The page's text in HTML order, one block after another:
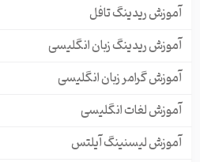
آموزش ریدینگ تافل
آموزش ریدینگ زبان انگلیسی
آموزش گرامر زبان انگلیسی
آموزش لغات انگلیسی
آموزش لیسنینگ آیلتس